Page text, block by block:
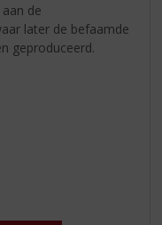
de
later de befaamde
geproduceerd.